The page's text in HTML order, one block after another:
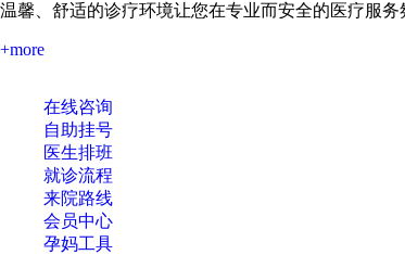
温馨、舒适的诊疗环境让您在专业而安全的医疗服务
+more
在线咨询
自助挂号
医生排班
就诊流程
来院路线
会员中心
孕妈工具